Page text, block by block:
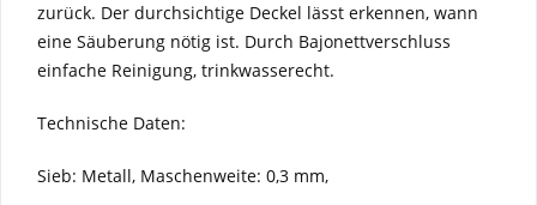
zurück. Der durchsichtige Deckel lässt erkennen, wann
eine Säuberung nötig ist. Durch Bajonettverschluss
einfache Reinigung, trinkwasserecht.
Technische Daten:
Sieb: Metall, Maschenweite: 0,3 mm,